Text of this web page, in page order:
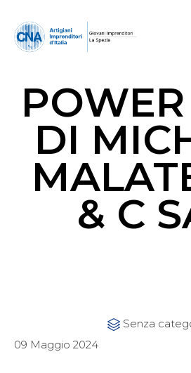
DI
& C
 Category
Senza
09 Maggio 2024